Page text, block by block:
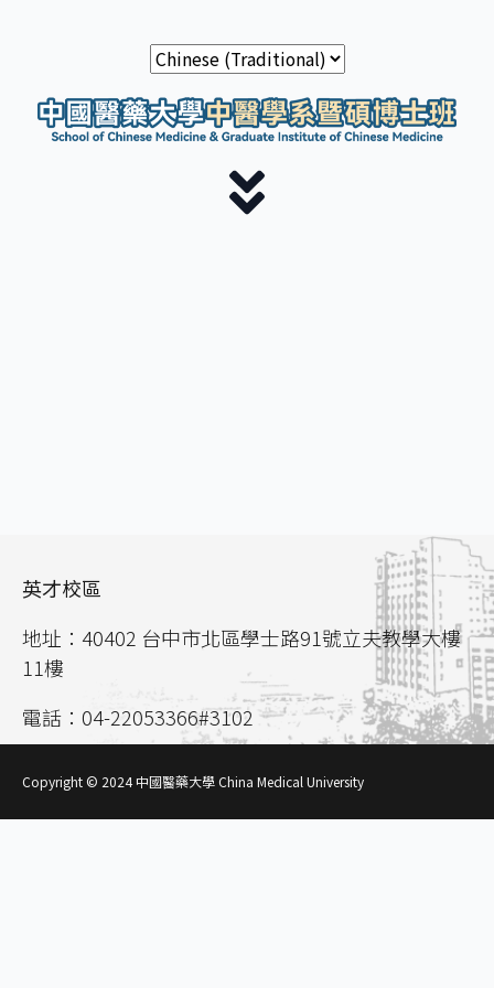
英才校區
地址：40402 台中市北區學士路91號立夫教學大樓
11樓
電話：04-22053366#3102
Copyright © 2024 中國醫藥大學 China Medical University